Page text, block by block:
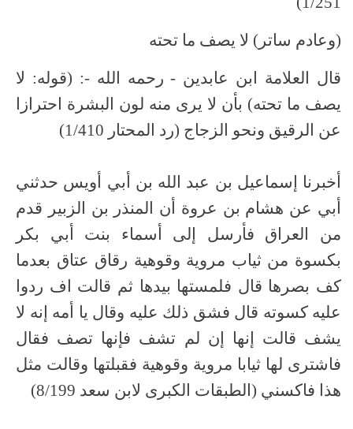
(وعادم ساتر) لا يصف ما تحته
قال العلامة ابن عابدين - رحمه الله -: (قوله: لا
يصف ما تحته) بأن لا يرى منه لون البشرة احترازا
عن الرقيق ونحو الزجاج (رد المحتار 1/410)
أخبرنا إسماعيل بن عبد الله بن أبي أويس حدثني
أبي عن هشام بن عروة أن المنذر بن الزبير قدم
من العراق فأرسل إلى أسماء بنت أبي بكر
بكسوة من ثياب مروية وقوهية رقاق عتاق بعدما
كف بصرها قال فلمستها بيدها ثم قالت اف ردوا
عليه كسوته قال فشق ذلك عليه وقال يا أمه إنه لا
يشف قالت إنها إن لم تشف فإنها تصف فقال
فاشترى لها ثيابا مروية وقوهية فقبلتها وقالت مثل
هذا فاكسني (الطبقات الكبرى لابن سعد 8/199)